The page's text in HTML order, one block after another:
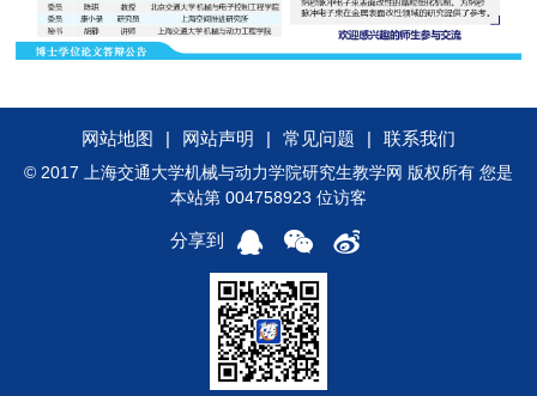
网站地图 | 网站声明 | 常见问题 | 联系我们
© 2017 上海交通大学机械与动力学院研究生教学网 版权所有 您是
本站第 004758923 位访客
分享到